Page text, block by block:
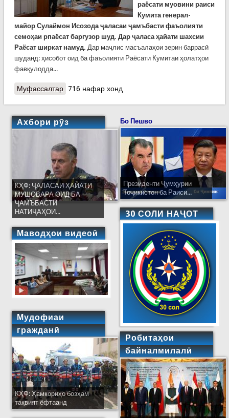
раёсати муовини раиси
Кумита генерал-
майор Сулаймон Исозодаҷаласаи ҷамъбасти фаъолияти
семоҳаи рпаёсат баргузор шуд. Дар ҷаласа ҳайати шахсии
Раёсат ширкат намуд. Дар маҷлис масъалаҳои зерин баррасӣ
шуданд: ҳисобот оид ба фаъолияти Раёсати Кумитаи ҳолатҳои
фавқулодда...
Муфассалтаро Ҷамъбасти фаъолияти семоҳаи Раёсати КҲФ
716 нафар хонд
Ахбори рӯз
КҲФ: ҶАЛАСАИ ҲАЙАТИ
МУШОВАРА ОИД БА
ҶАМЪБАСТИ
НАТИҶАҲОИ...
Маводҳои видеоӣ
Мудофиаи
гражданӣ
КҲФ: Ҳамкориҳо бозҳам
тақвият ёфтаанд
Бо Пешво
Президенти Ҷумҳурии
Тоҷикистон ба Раиси...
30 СОЛИ НАҶОТ
Робитаҳои
байналмилалӣ